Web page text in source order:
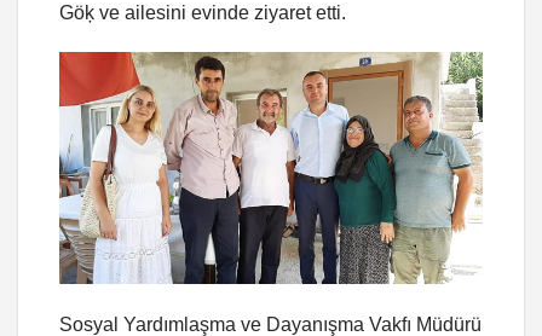
Göķ ve ailesini evinde ziyaret etti.
Sosyal Yardımlaşma ve Dayanışma Vakfı Müdürü